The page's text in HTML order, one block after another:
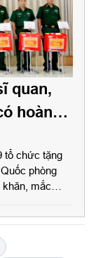
quan,
hoàn
tổ chức tặng
phòng
khăn, mắc
Quốc khánh
buổi gặp